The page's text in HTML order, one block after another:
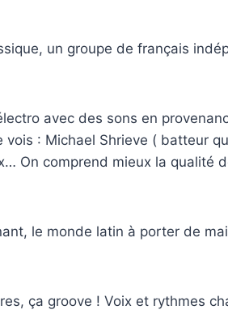
un groupe de français
avec des sons en
vois : Michael Shrieve ( batteur
On comprend mieux la qualité
le monde latin à porter de
ça groove ! Voix et rythmes